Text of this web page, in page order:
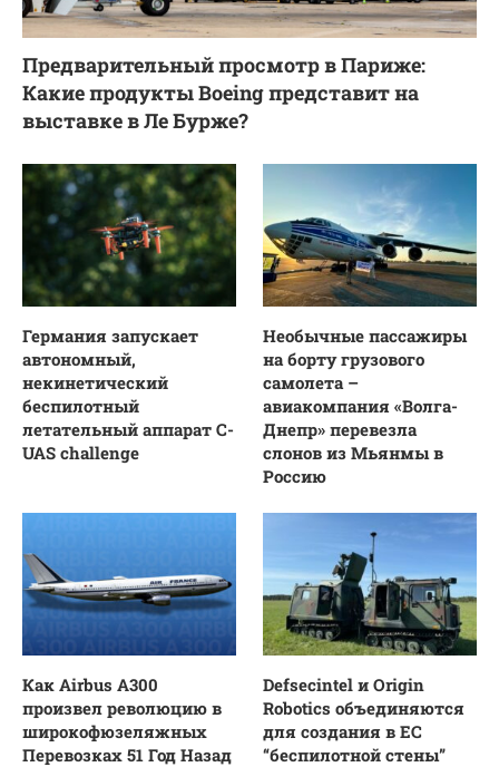
Предварительный просмотр в Париже:
Какие продукты Boeing представит на
выставке в Ле Бурже?
Германия запускает
автономный,
некинетический
беспилотный
летательный аппарат C-
UAS challenge
Необычные пассажиры
на борту грузового
самолета –
авиакомпания «Волга-
Днепр» перевезла
слонов из Мьянмы в
Россию
Как Airbus A300
произвел революцию в
широкофюзеляжных
Перевозках 51 Год Назад
Defsecintel и Origin
Robotics объединяются
для создания в ЕС
“беспилотной стены”